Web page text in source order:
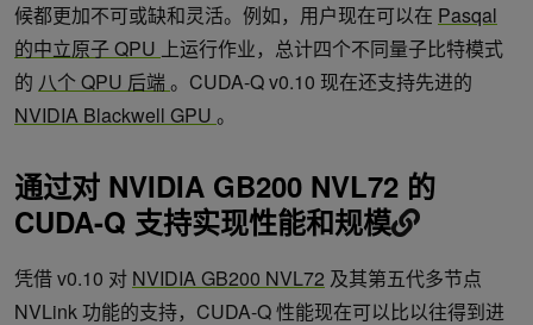
候都更加不可或缺和灵活。例如，用户现在可以在 Pasqal
的中立原子 QPU 上运行作业，总计四个不同量子比特模式
的 八个 QPU 后端。CUDA-Q v0.10 现在还支持先进的
NVIDIA Blackwell GPU 。
通过对 NVIDIA GB200 NVL72 的
CUDA-Q 支持实现性能和规模
凭借 v0.10 对 NVIDIA GB200 NVL72 及其第五代多节点
NVLink 功能的支持，CUDA-Q 性能现在可以比以往得到进